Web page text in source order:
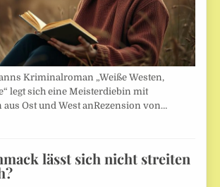
Kriminalroman „Weiße Westen,
legt sich eine Meisterdiebin mit
aus Ost und West anRezension von…
lässt sich nicht streiten